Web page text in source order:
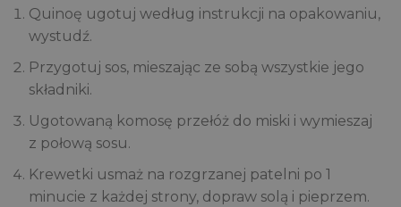
Quinoę ugotuj według instrukcji na opakowaniu,
wystudź.
Przygotuj sos, mieszając ze sobą wszystkie jego
składniki.
Ugotowaną komosę przełóż do miski i wymieszaj
z połową sosu.
Krewetki usmaż na rozgrzanej patelni po 1
minucie z każdej strony, dopraw solą i pieprzem.